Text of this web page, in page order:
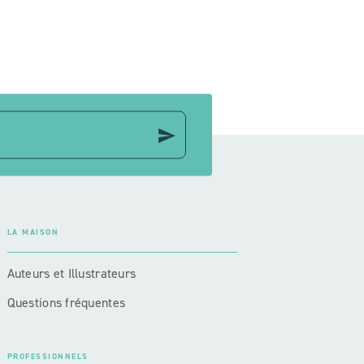
send
LA MAISON
Auteurs et Illustrateurs
Questions fréquentes
PROFESSIONNELS